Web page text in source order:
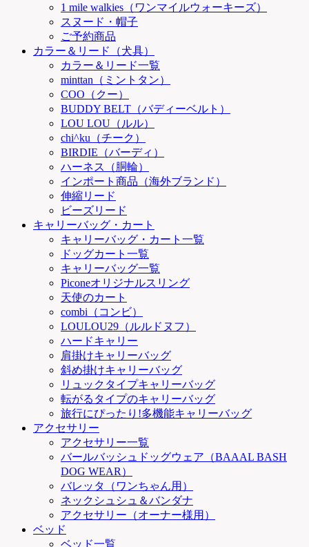
1 mile walkies（ワンマイルウォーキーズ）
スヌード・帽子
ご予約商品
カラー＆リード（犬具）
カラー＆リード一覧
minttan（ミントタン）
COO（クー）
BUDDY BELT（バディーベルト）
LOU LOU（ルル）
chi^ku（チーク）
BIRDIE（バーディ）
ハーネス（胴輪）
インポート商品（海外ブランド）
伸縮リード
ビーズリード
キャリーバッグ・カート
キャリーバッグ・カート一覧
ドッグカート一覧
キャリーバッグ一覧
Piconeオリジナルスリング
天使のカート
combi（コンビ）
LOULOU29（ルルドヌフ）
ハードキャリー
肩掛けキャリーバッグ
斜め掛けキャリーバッグ
リュックタイプキャリーバッグ
転がるタイプのキャリーバッグ
旅行にぴったり!多機能キャリーバッグ
アクセサリー
アクセサリー一覧
バールバッシュドッグウェア（BAAAL BASH
DOG WEAR）
バレッタ（ワンちゃん用）
ネックシュシュ＆バンダナ
アクセサリー（オーナー様用）
ベッド
ベッド一覧